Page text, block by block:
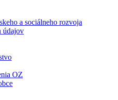
a sociálneho rozvoja
údajov
OZ